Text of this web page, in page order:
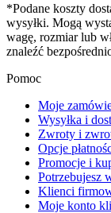
*Podane koszty
wysyłki. Mogą
wagę, rozmiar lub
znaleźć
Pomoc
Moje
Wysyłka i
Zwroty i
Opcje
Promocje i
Potrzebujesz
Klienci
Moje konto